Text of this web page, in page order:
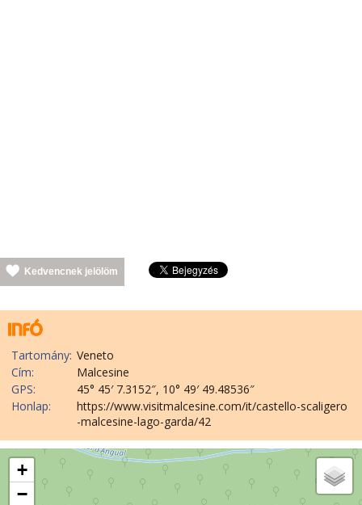
Kedvencnek jelölöm
Tartomány: Veneto
Cím:
Malcesine
GPS:
45° 45′ 7.3152″, 10° 49′ 49.48536″
Honlap:
https://www.visitmalcesine.com/it/castello-scaligero
-malcesine-lago-garda/42
+
−